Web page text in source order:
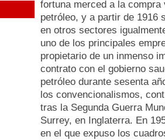
fortuna merced a la
petróleo, y a partir de 1916
en otros sectores
uno de los principales
propietario de un inmenso
contrato con el gobierno
petróleo durante sesenta
los convencionalismos,
tras la Segunda Guerra
Surrey, en Inglaterra. En
en el que expuso los